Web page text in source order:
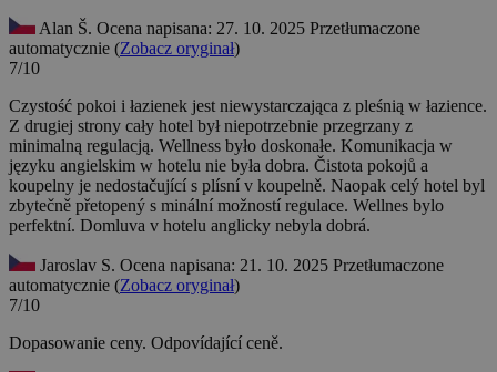
Alan Š. Ocena napisana: 27. 10. 2025 Przetłumaczone
automatycznie (Zobacz oryginał)
7/10
Czystość pokoi i łazienek jest niewystarczająca z pleśnią w łazience.
Z drugiej strony cały hotel był niepotrzebnie przegrzany z
minimalną regulacją. Wellness było doskonałe. Komunikacja w
języku angielskim w hotelu nie była dobra. Čistota pokojů a
koupelny je nedostačující s plísní v koupelně. Naopak celý hotel byl
zbytečně přetopený s minální možností regulace. Wellnes bylo
perfektní. Domluva v hotelu anglicky nebyla dobrá.
Jaroslav S. Ocena napisana: 21. 10. 2025 Przetłumaczone
automatycznie (Zobacz oryginał)
7/10
Dopasowanie ceny. Odpovídající ceně.